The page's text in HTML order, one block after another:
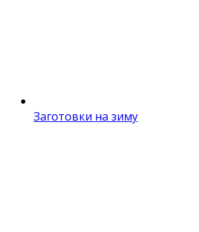
Заготовки на зиму